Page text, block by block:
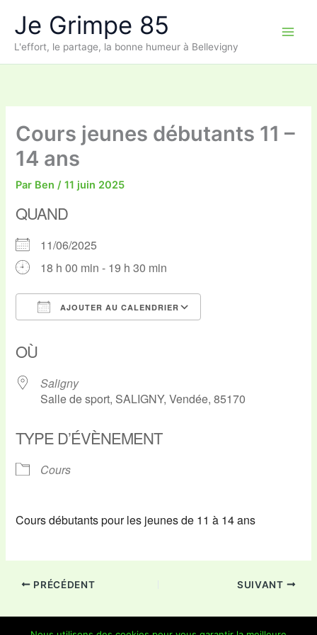
contenu
Je Grimpe 85
L'effort, le partage, la bonne humeur à Bellevigny
Cours jeunes débutants 11 –
14 ans
Par Ben/11 juin 2025
QUAND
11/06/2025
18 h 00 min - 19 h 30 min
AJOUTER AU CALENDRIER
OÙ
Saligny
Salle de sport, SALIGNY, Vendée, 85170
TYPE D’ÉVÈNEMENT
Cours
Cours débutants pour les jeunes de 11 à 14 ans
PRÉCÉDENT SUIVANT